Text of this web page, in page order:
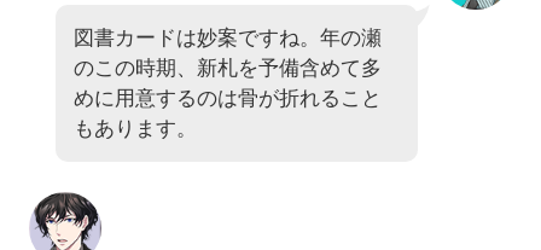
図書カードは妙案ですね。年の瀬
のこの時期、新札を予備含めて多
めに用意するのは骨が折れること
もあります。